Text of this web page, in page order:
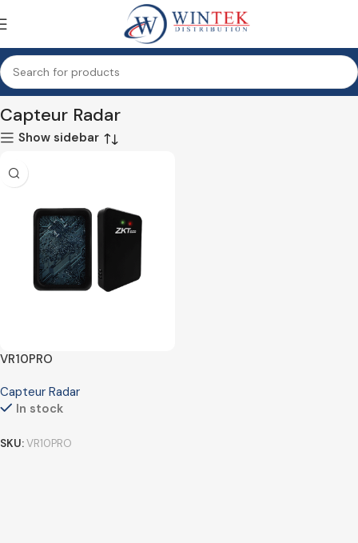
Surveillance & sécurité Contrôle D’entrèe Capteur Radar
Capteur Radar
Show sidebar
VR10PRO
Capteur Radar
In stock
SKU:VR10PRO